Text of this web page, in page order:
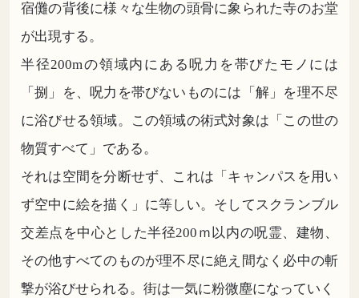
宿儺の背後に様々な生物の頭骨に象られた寺のお堂
が出現する。
半径200mの領域内にある呪力を帯びたモノには
「捌」を、呪力を帯びないものには「解」を理不尽
に浴びせる領域。この領域の術式対象は「この世の
物質すべて」である。
それは空間を分断せず、これは「キャンパスを用い
ず空中に絵を描く」に等しい。そしてスクランブル
交差点を中心とした半径200ｍ以内の呪霊、建物、
その他すべてのものが理不尽に絶え間なく必中の斬
撃が浴びせられる。街は一気に粉微塵になっていく